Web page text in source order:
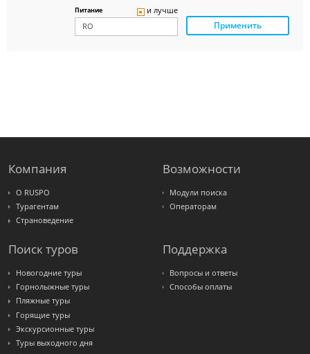
Интурист
Питание и лучше
Применить
Компания
О RUSPO
Турагентам
Страноведение
Возможности
Модули поиска
Операторам
Поиск туров
Новогодние туры
Горнолыжные туры
Пляжные туры
Горящие туры
Экскурсионные туры
Туры выходного дня
Поддержка
Вопросы и ответы
Способы оплаты